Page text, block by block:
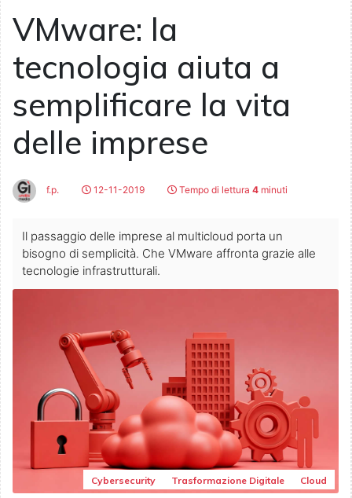
VMware: la
tecnologia aiuta a
semplificare la vita
delle imprese
f.p. 12-11-2019 Tempo di lettura 4 minuti
Il passaggio delle imprese al multicloud porta un
bisogno di semplicità. Che VMware affronta grazie alle
tecnologie infrastrutturali.
Cybersecurity Trasformazione Digitale Cloud